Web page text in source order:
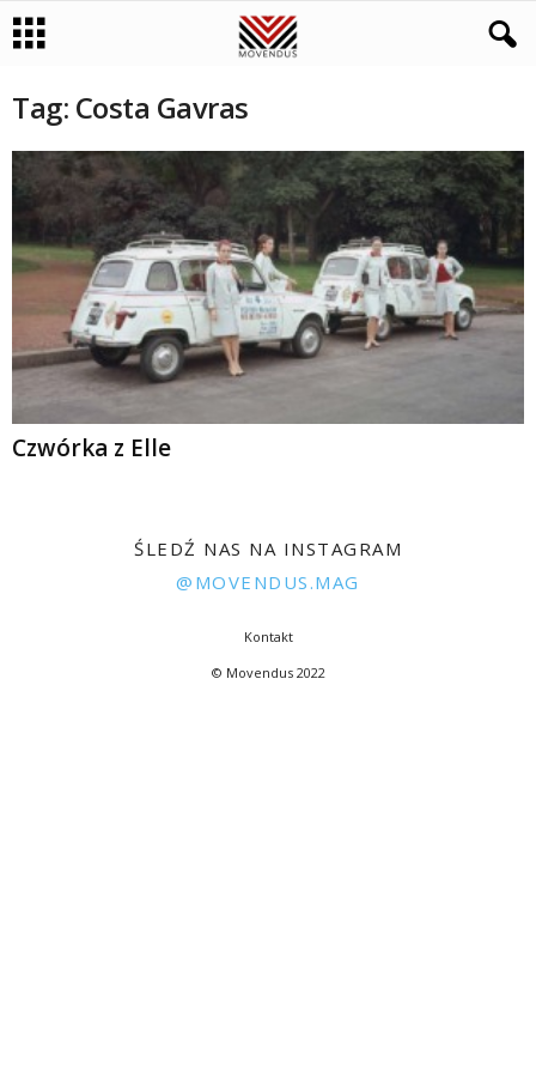
Tag: Costa Gavras
Czwórka z Elle
ŚLEDŹ NAS NA INSTAGRAM
@MOVENDUS.MAG
Kontakt
© Movendus 2022